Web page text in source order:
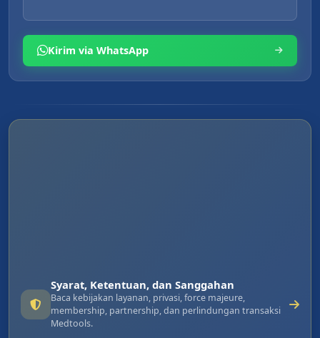
Kirim via WhatsApp
Syarat, Ketentuan, dan Sanggahan
Baca kebijakan layanan, privasi, force majeure,
membership, partnership, dan perlindungan transaksi
Medtools.